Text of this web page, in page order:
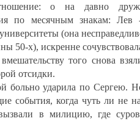
отношение: о на давно
по месячным знакам:
(она
50-х), искренне
того снова
отсидки.
больно ударила по Сергею.
события, когда чуть ли не
в милицию, где